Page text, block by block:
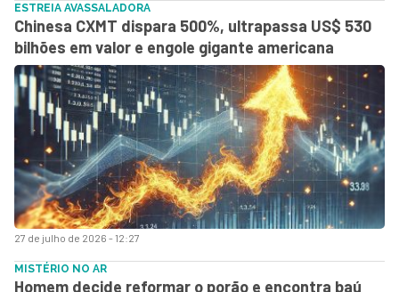
27 de julho de 2026 - 12:27
ESTREIA AVASSALADORA
Chinesa CXMT dispara 500%, ultrapassa US$ 530
bilhões em valor e engole gigante americana
MISTÉRIO NO AR
Homem decide reformar o porão e encontra baú